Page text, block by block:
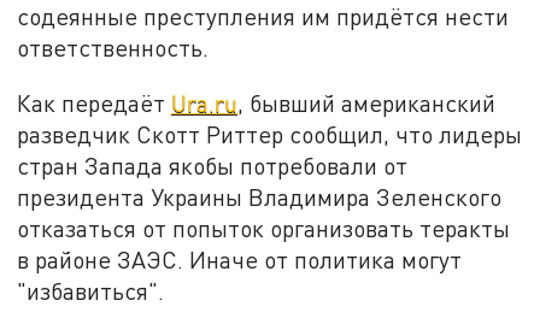
содеянные преступления им придётся нести
ответственность.
Как передаёт Ura.ru , бывший американский
разведчик Скотт Риттер сообщил, что лидеры
стран Запада якобы потребовали от
президента Украины Владимира Зеленского
отказаться от попыток организовать теракты
в районе ЗАЭС. Иначе от политика могут
"избавиться".